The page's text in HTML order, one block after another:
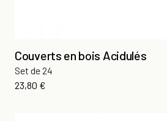
Couverts en bois Acidulés
Set de 24
Prix
23,80 €